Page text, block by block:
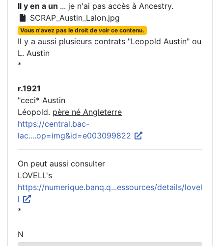
Il y en a un ... je n'ai pas accès à Ancestry.
SCRAP_Austin_Lalon.jpg
Vous n'avez pas le droit de voir ce contenu.
Il y a aussi plusieurs contrats "Leopold Austin" ou
L. Austin
*
r.1921
"ceci* Austin
Léopold. père né Angleterre
https://central.bac-
lac....op=img&id=e003099822
On peut aussi consulter
LOVELL's
https://numerique.banq.q...essources/details/lovel
l
*
N